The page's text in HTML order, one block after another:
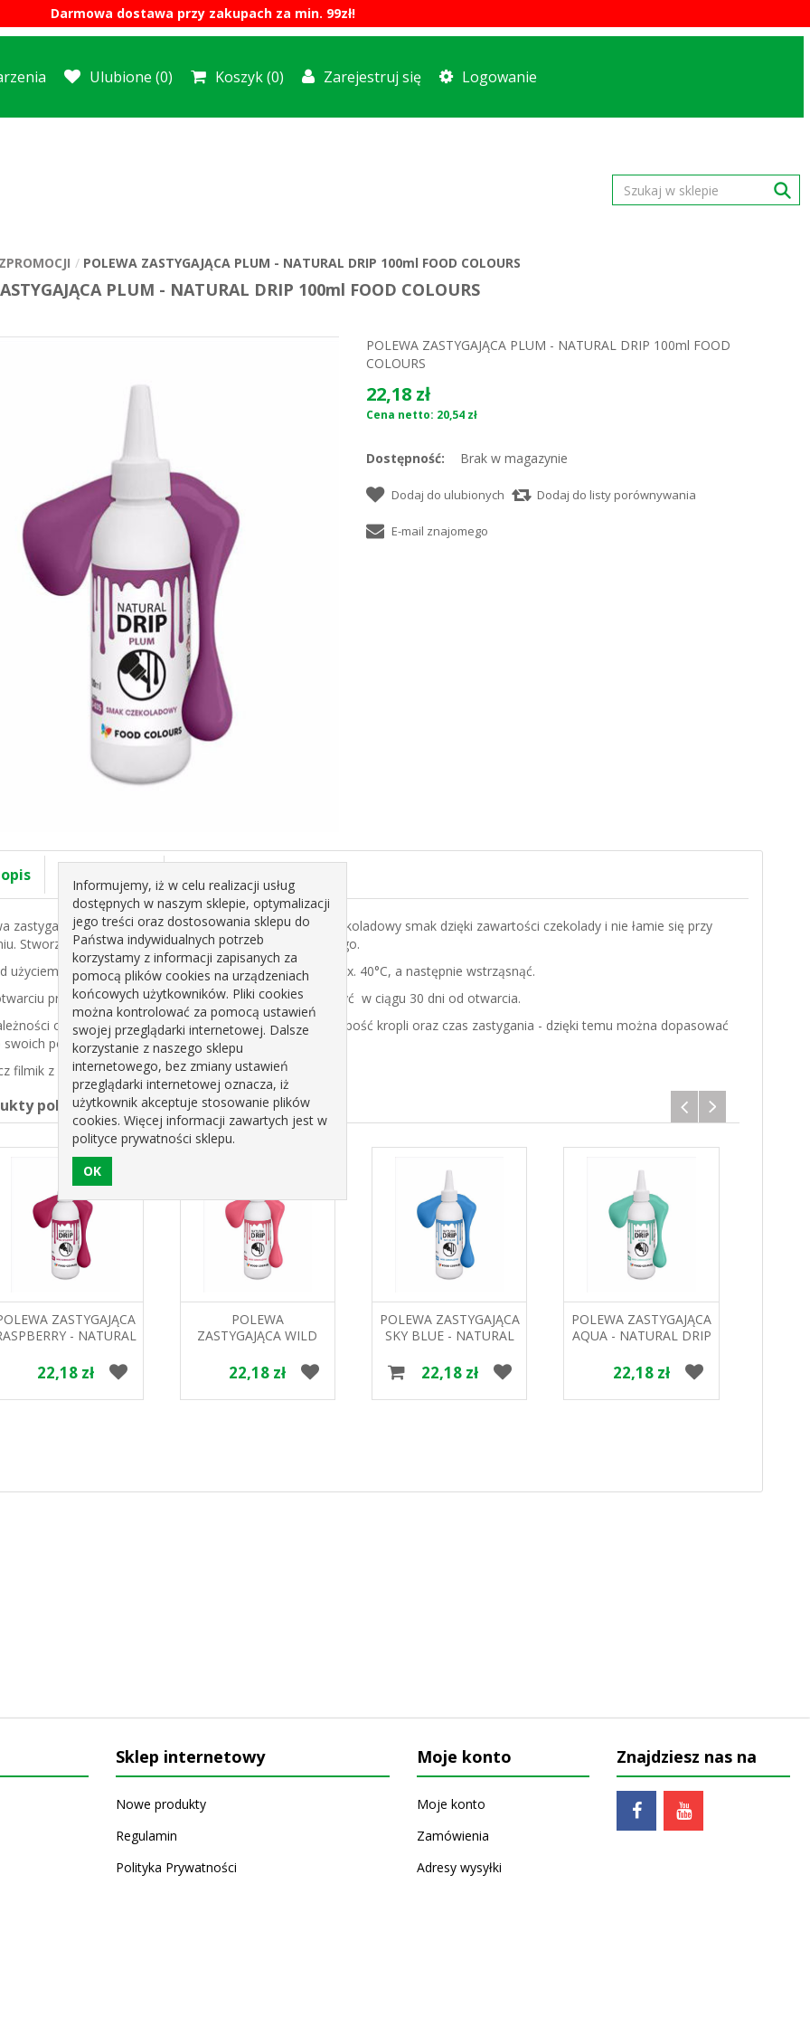
Darmowa dostawa przy zakupach za min. 99zł!
Ulubione (0) Koszyk (0) Zarejestruj się Logowanie
POLEWA ZASTYGAJĄCA PLUM - NATURAL DRIP 100ml FOOD COLOURS
PLUM - NATURAL DRIP 100ml FOOD COLOURS
POLEWA ZASTYGAJĄCA PLUM - NATURAL DRIP 100ml FOOD
COLOURS
22,18 zł
Cena netto: 20,54 zł
Dostępność: Brak w magazynie
opis
zastygająca Natural Drip ma niezmiennie przyjemny, czekoladowy smak dzięki zawartości czekolady i nie łamie się przy
Stworzona na bazie składników pochodzenia naturalnego.
użyciem należy drip ogrzać w kąpieli wodnej do temp. max. 40°C, a następnie wstrząsnąć.
przechowywać w suchym i chłodnym miejscu. Zużyć w ciągu 30 dni od otwarcia.
od stopnia podgrzania drip ma różną gęstość, grubość kropli oraz czas zastygania - dzięki temu można dopasować
swoich potrzeb.
filmik z produktem
pokrewne
ZASTYGAJĄCA
- NATURAL
COLOURS
22,18 zł
POLEWA
ZASTYGAJĄCA WILD
100ml. FOOD COLOURS
22,18 zł
POLEWA ZASTYGAJĄCA
SKY BLUE - NATURAL
COLOURS
22,18 zł
POLEWA ZASTYGAJĄCA
AQUA - NATURAL DRIP
22,18 zł
Sklep internetowy
Nowe produkty
Regulamin
Polityka Prywatności
Moje konto
Moje konto
Zamówienia
Adresy wysyłki
Znajdziesz nas na
Informujemy, iż w celu realizacji usług
dostępnych w naszym sklepie, optymalizacji
jego treści oraz dostosowania sklepu do
Państwa indywidualnych potrzeb
korzystamy z informacji zapisanych za
pomocą plików cookies na urządzeniach
końcowych użytkowników. Pliki cookies
można kontrolować za pomocą ustawień
swojej przeglądarki internetowej. Dalsze
korzystanie z naszego sklepu
internetowego, bez zmiany ustawień
przeglądarki internetowej oznacza, iż
użytkownik akceptuje stosowanie plików
cookies. Więcej informacji zawartych jest w
polityce prywatności sklepu.